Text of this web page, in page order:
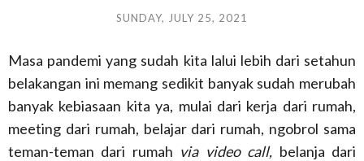
SUNDAY, JULY 25, 2021
Masa pandemi yang sudah kita lalui lebih dari setahun
belakangan ini memang sedikit banyak sudah merubah
banyak kebiasaan kita ya, mulai dari kerja dari rumah,
meeting dari rumah, belajar dari rumah, ngobrol sama
teman-teman dari rumah via video call, belanja dari